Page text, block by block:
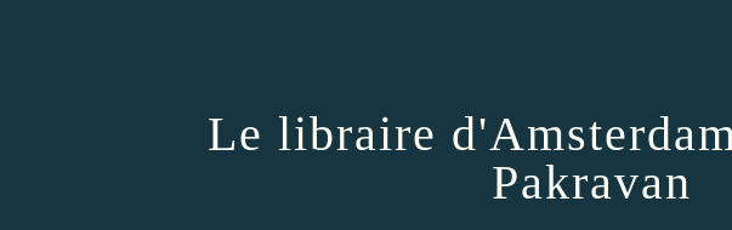
Le libraire
Pakravan